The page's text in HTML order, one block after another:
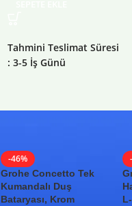
Tahmini Teslimat Süresi
: 3-5 İş Günü
-46%
Grohe Concetto Tek
Kumandalı Duş
Bataryası, Krom